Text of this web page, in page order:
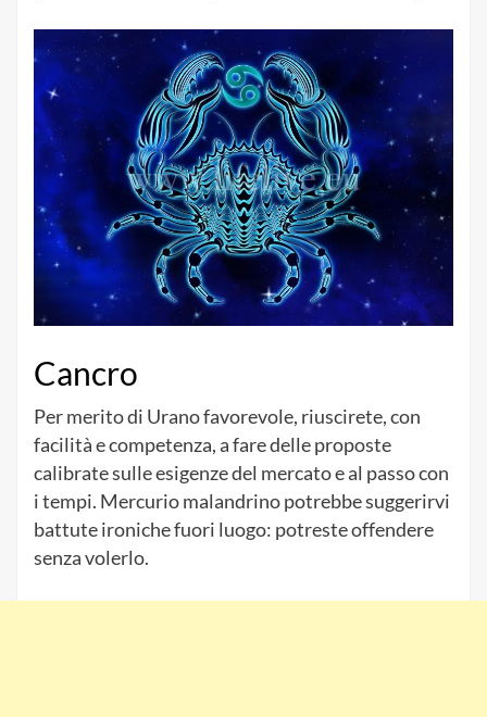
Cancro
Per merito di Urano favorevole, riuscirete, con
facilità e competenza, a fare delle proposte
calibrate sulle esigenze del mercato e al passo con
i tempi. Mercurio malandrino potrebbe suggerirvi
battute ironiche fuori luogo: potreste offendere
senza volerlo.